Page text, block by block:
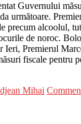
Guvernului
următoare.
precum alcoolul,
de noroc.
Ieri, Premierul
fiscale pentru
Mihai